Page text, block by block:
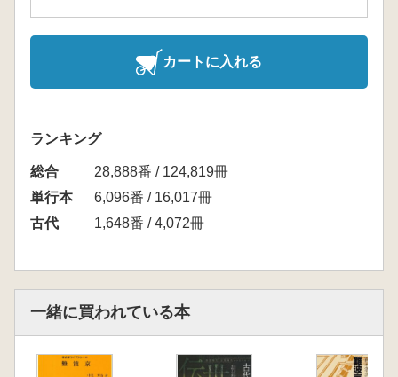
カートに入れる
ランキング
総合
28,888番 / 124,819冊
単行本
6,096番 / 16,017冊
古代
1,648番 / 4,072冊
一緒に買われている本